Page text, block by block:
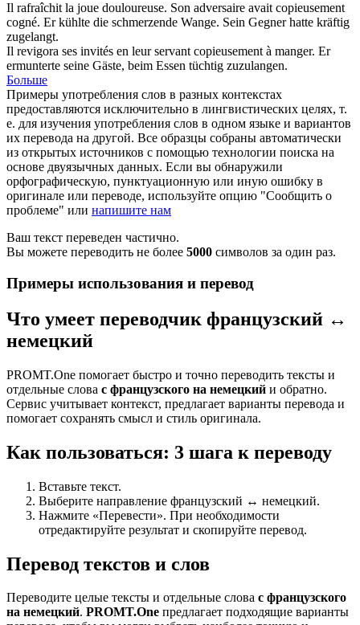
Il rafraîchit la joue douloureuse. Son adversaire avait copieusement
cogné. Er kühlte die schmerzende Wange. Sein Gegner hatte kräftig
zugelangt.
Il revigora ses invités en leur servant copieusement à manger. Er
ermunterte seine Gäste, beim Essen tüchtig zuzulangen.
Больше
Примеры употребления слов в разных контекстах
предоставляются исключительно в лингвистических целях, т.
е. для изучения употребления слов в одном языке и вариантов
их перевода на другой. Все образцы собраны автоматически
из открытых источников с помощью технологии поиска на
основе двуязычных данных. Если вы обнаружили
орфографическую, пунктуационную или иную ошибку в
оригинале или переводе, используйте опцию "Сообщить о
проблеме" или напишите нам
Ваш текст переведен частично.
Вы можете переводить не более 5000 символов за один раз.
Примеры использования и перевод
Что умеет переводчик французский ↔
немецкий
PROMT.One помогает быстро и точно переводить тексты и
отдельные слова с французского на немецкий и обратно.
Сервис учитывает контекст, предлагает варианты перевода и
помогает сохранять смысл и стиль оригинала.
Как пользоваться: 3 шага к переводу
Вставьте текст.
Выберите направление французский ↔ немецкий.
Нажмите «Перевести». При необходимости
отредактируйте результат и скопируйте перевод.
Перевод текстов и слов
Переводите целые тексты и отдельные слова с французского
на немецкий. PROMT.One предлагает подходящие варианты